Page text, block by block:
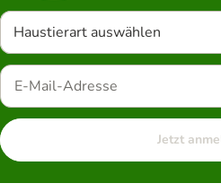
Haustierart auswählen
Jetzt